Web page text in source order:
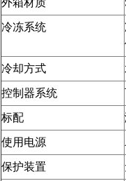
外箱材质
冷冻系统
冷却方式
控制器系统
标配
使用电源
保护装置